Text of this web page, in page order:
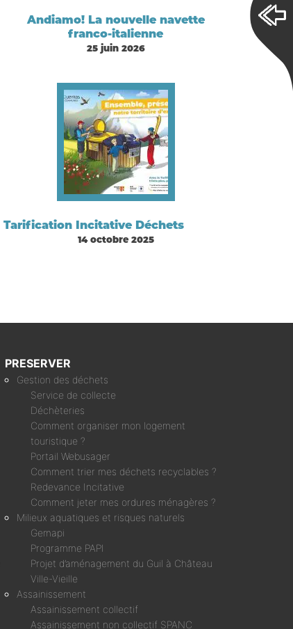
Andiamo! La nouvelle navette
franco-italienne
25 juin 2026
Tarification Incitative Déchets
14 octobre 2025
PRESERVER
Gestion des déchets
Service de collecte
Déchèteries
Comment organiser mon logement
touristique ?
Portail Webusager
Comment trier mes déchets recyclables ?
Redevance Incitative
Comment jeter mes ordures ménagères ?
Milieux aquatiques et risques naturels
Gemapi
Programme PAPI
Projet d’aménagement du Guil à Château
Ville-Vieille
Assainissement
Assainissement collectif
Assainissement non collectif SPANC